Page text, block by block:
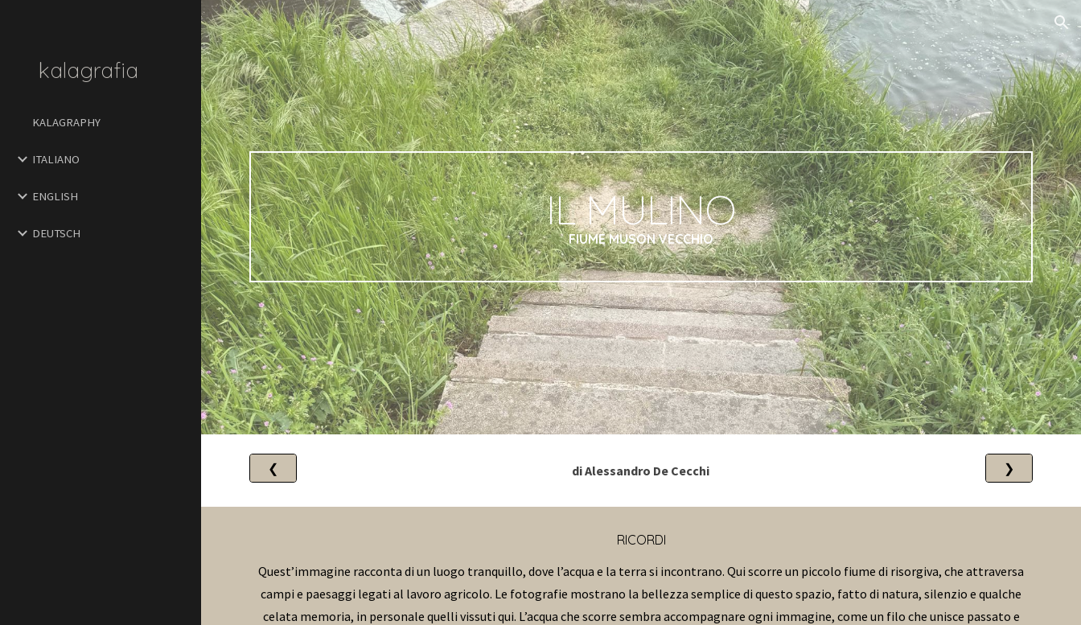
Skip to main content Skip to navigation
kalagrafia
KALAGRAPHY
ITALIANO
ENGLISH
DEUTSCH IL MULINO
FIUME MUSON VECCHIO
❮ diAlessandro De Cecchi ❯
RICORDI
Quest’immagine racconta di un luogo tranquillo, dove l’acqua e la terra si incontrano. Qui scorre un piccolo fiume di risorgiva, che attraversa
campi e paesaggi legati al lavoro agricolo. Le fotografie mostrano la bellezza semplice di questo spazio, fatto di natura, silenzio e qualche
celata memoria, in personale quelli vissuti qui. L’acqua che scorre sembra accompagnare ogni immagine, come un filo che unisce passato e